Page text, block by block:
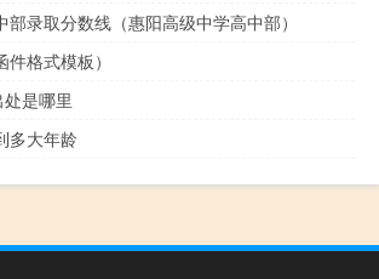
录取分数线（惠阳高级中学高中部）
格式模板）
处是哪里
多大年龄